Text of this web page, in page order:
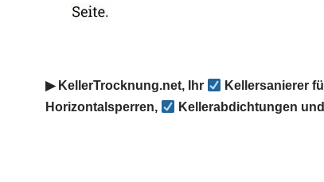
▶︎ KellerTrocknung.net, Ihr
Kellersanierer
Horizontalsperren,
Kellerabdichtungen